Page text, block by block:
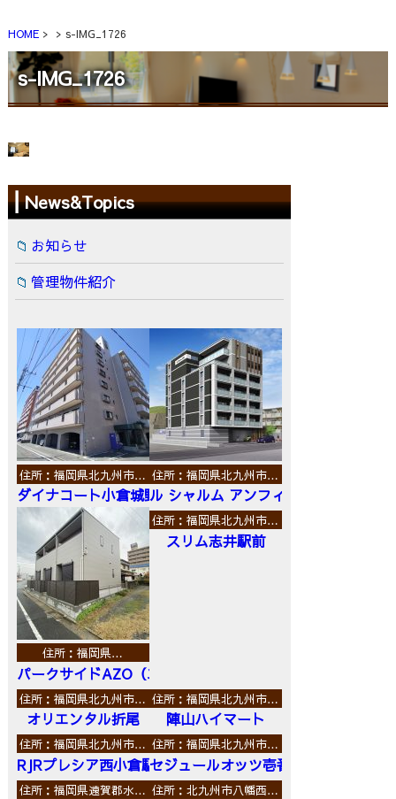
HOME s-IMG_1726
s-IMG_1726
News&Topics
お知らせ
管理物件紹介
住所：福岡県北九州市…
ダイナコート小倉城野
住所：福岡県北九州市…
ル シャルム アンフィニ
住所：福岡県…
パークサイドAZO（エーゼットオー）
住所：福岡県北九州市…
スリム志井駅前
住所：福岡県北九州市…
オリエンタル折尾
住所：福岡県北九州市…
陣山ハイマート
住所：福岡県北九州市…
RJRプレシア西小倉駅前
住所：福岡県北九州市…
セジュールオッツ壱番館
住所：福岡県遠賀郡水… 住所：北九州市八幡西…